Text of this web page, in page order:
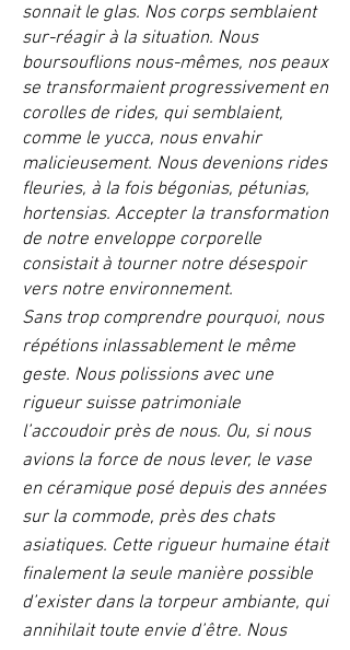
sonnait le glas. Nos corps semblaient
sur-réagir à la situation. Nous
boursouflions nous-mêmes, nos peaux
se transformaient progressivement en
corolles de rides, qui semblaient,
comme le yucca, nous envahir
malicieusement. Nous devenions rides
fleuries, à la fois bégonias, pétunias,
hortensias. Accepter la transformation
de notre enveloppe corporelle
consistait à tourner notre désespoir
vers notre environnement.
Sans trop comprendre pourquoi, nous
répétions inlassablement le même
geste. Nous polissions avec une
rigueur suisse patrimoniale
l’accoudoir près de nous. Ou, si nous
avions la force de nous lever, le vase
en céramique posé depuis des années
sur la commode, près des chats
asiatiques. Cette rigueur humaine était
finalement la seule manière possible
d’exister dans la torpeur ambiante, qui
annihilait toute envie d’être. Nous